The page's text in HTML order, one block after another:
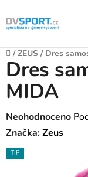
Přejít
na
Domů
/ ZEUS / Dres
Dres
MIDA
Průměrné
hodnocení
produktu
Neohodnoceno
Značka:Zeus
TIP